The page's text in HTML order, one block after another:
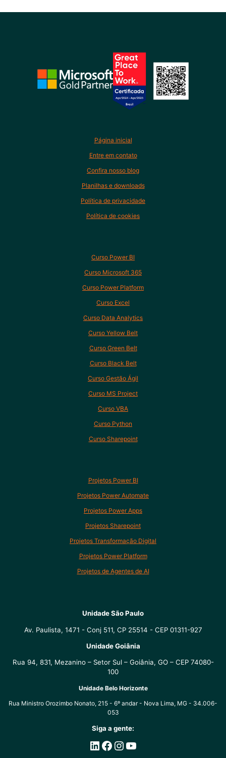
Página inicial
Entre em contato
Confira nosso blog
Planilhas e downloads
Política de privacidade
Política de cookies
Curso Power BI
Curso Microsoft 365
Curso Power Platform
Curso Excel
Curso Data Analytics
Curso Yellow Belt
Curso Green Belt
Curso Black Belt
Curso Gestão Ágil
Curso MS Project
Curso VBA
Curso Python
Curso Sharepoint
Projetos Power BI
Projetos Power Automate
Projetos Power Apps
Projetos Sharepoint
Projetos Transformação Digital
Projetos Power Platform
Projetos de Agentes de AI
Unidade São Paulo
Av. Paulista, 1471 - Conj 511, CP 25514 - CEP 01311-927
Unidade Goiânia
Rua 94, 831, Mezanino – Setor Sul – Goiânia, GO – CEP 74080-
100
Unidade Belo Horizonte
Rua Ministro Orozimbo Nonato, 215 - 6º andar - Nova Lima, MG - 34.006-
053
Siga a gente:
LinkedIn
Facebook
Instagram
Youtube